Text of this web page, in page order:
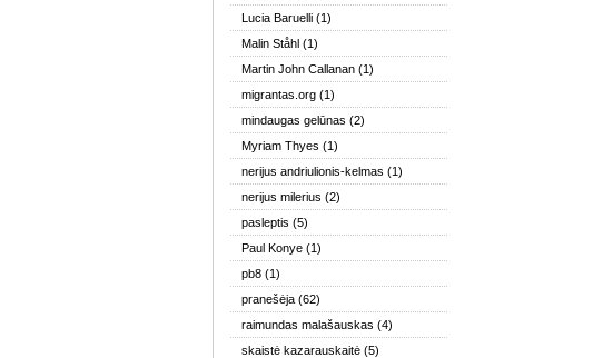
Lucia Baruelli (1)
Malin Ståhl (1)
Martin John Callanan (1)
migrantas.org (1)
mindaugas gelūnas (2)
Myriam Thyes (1)
nerijus andriulionis-kelmas (1)
nerijus milerius (2)
pasleptis (5)
Paul Konye (1)
pb8 (1)
pranešėja (62)
raimundas malašauskas (4)
skaistė kazarauskaitė (5)